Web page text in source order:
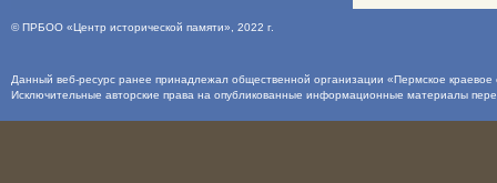
©ПРБОО «Центр исторической памяти» , 2022 г.
Данный веб-ресурс ранее принадлежал общественной организации «Пермское
Исключительные авторские права на опубликованные информационные материалы